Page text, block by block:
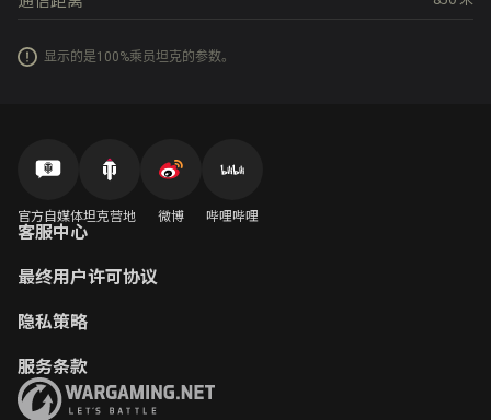
显示的是100%乘员坦克的参数。
官方自媒体坦克营地 微博 哔哩哔哩
客服中心
最终用户许可协议
隐私策略
服务条款